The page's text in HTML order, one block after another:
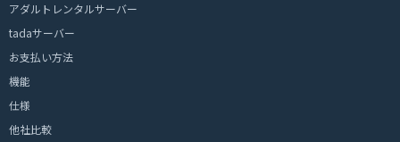
アダルトレンタルサーバー
tadaサーバー
お支払い方法
機能
仕様
他社比較